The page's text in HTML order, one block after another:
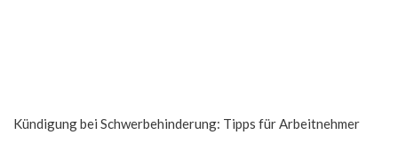
Kündigung bei Schwerbehinderung: Tipps für Arbeitnehmer